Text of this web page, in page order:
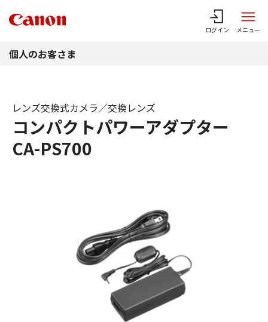
ログイン メニュー
個人のお客さま
コンパクトパワーアダプター
CA-PS700
レンズ交換式カメラ／交換レンズ